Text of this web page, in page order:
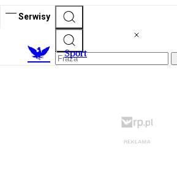
Serwisy
Sport